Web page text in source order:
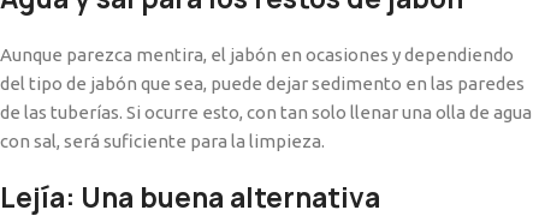
Aunque parezca mentira, el jabón en ocasiones y dependiendo
del tipo de jabón que sea, puede dejar sedimento en las paredes
de las tuberías. Si ocurre esto, con tan solo llenar una olla de agua
con sal, será suficiente para la limpieza.
Lejía: Una buena alternativa